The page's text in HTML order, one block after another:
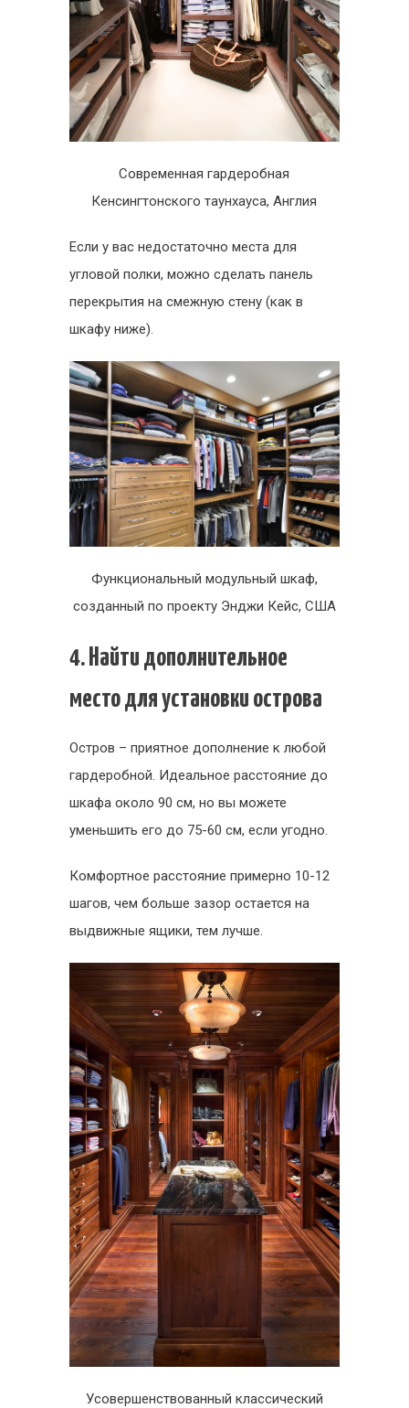
Современная гардеробная
Кенсингтонского таунхауса, Англия
Если у вас недостаточно места для
угловой полки, можно сделать панель
перекрытия на смежную стену (как в
шкафу ниже).
Функциональный модульный шкаф,
созданный по проекту Энджи Кейс, США
4. Найти дополнительное
место для установки острова
Остров – приятное дополнение к любой
гардеробной. Идеальное расстояние до
шкафа около 90 см, но вы можете
уменьшить его до 75-60 см, если угодно.
Комфортное расстояние примерно 10-12
шагов, чем больше зазор остается на
выдвижные ящики, тем лучше.
Усовершенствованный классический